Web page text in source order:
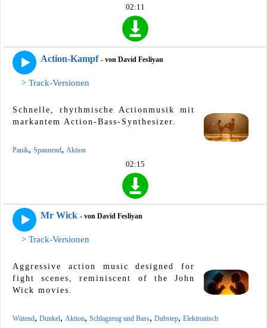
02:11
Action-Kampf - von David Fesliyan
> Track-Versionen
Schnelle, rhythmische Actionmusik mit
markantem Action-Bass-Synthesizer.
Panik, Spannend, Aktion
02:15
Mr Wick - von David Fesliyan
> Track-Versionen
Aggressive action music designed for
fight scenes, reminiscent of the John
Wick movies.
Wütend, Dunkel, Aktion, Schlagzeug und Bass, Dubstep, Elektronisch